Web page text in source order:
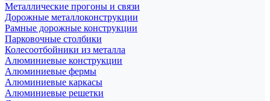
Металлические прогоны и связи
Дорожные металлоконструкции
Рамные дорожные конструкции
Парковочные столбики
Колесоотбойники из металла
Алюминиевые конструкции
Алюминиевые фермы
Алюминиевые каркасы
Алюминиевые решетки